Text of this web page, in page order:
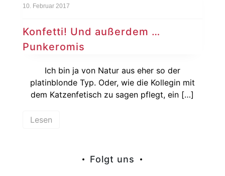
10. Februar 2017
Konfetti! Und außerdem …
Punkeromis
Ich bin ja von Natur aus eher so der
platinblonde Typ. Oder, wie die Kollegin mit
dem Katzenfetisch zu sagen pflegt, ein […]
Lesen
Folgt uns